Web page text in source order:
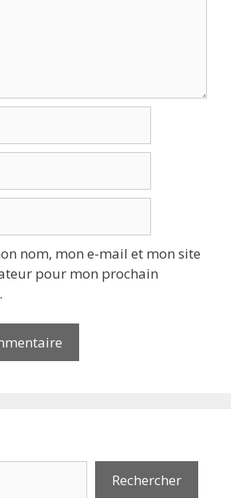
nom, mon e-mail et mon site
pour mon prochain
Rechercher